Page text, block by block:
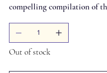
compelling compilation of
Out of stock